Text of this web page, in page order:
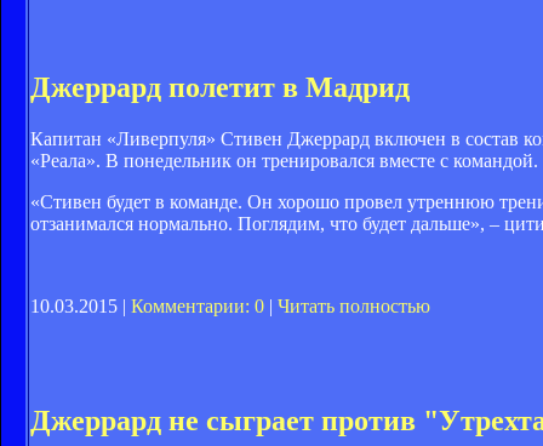
Джеррард полетит в Мадрид
Капитан «Ливерпуля» Стивен Джеррард включен в состав
«Реала». В понедельник он тренировался вместе с командой.
«Стивен будет в команде. Он хорошо провел утреннюю
отзанимался нормально. Поглядим, что будет дальше», –
10.03.2015 | Комментарии: 0 | Читать полностью
Джеррард не сыграет против